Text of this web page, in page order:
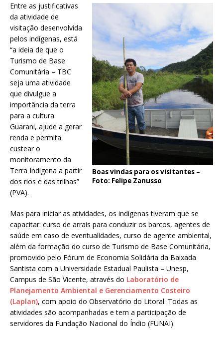
Boas vindas para os visitantes –
Foto: Felipe Zanusso
Entre as justificativas
da atividade de
visitação desenvolvida
pelos indígenas, está
“a ideia de que o
Turismo de Base
Comunitária – TBC
seja uma atividade
que divulgue a
importância da terra
para a cultura
Guarani, ajude a gerar
renda e permita
custear o
monitoramento da
Terra Indígena a partir
dos rios e das trilhas”
(PVA).
Mas para iniciar as atividades, os indígenas tiveram que se
capacitar: curso de arrais para conduzir os barcos, agentes de
saúde em caso de eventualidades, curso de agente ambiental,
além da formação do curso de Turismo de Base Comunitária,
promovido pelo Fórum de Economia Solidária da Baixada
Santista com a Universidade Estadual Paulista – Unesp,
Campus de São Vicente, através do Laboratório de
Planejamento Ambiental e Gerenciamento Costeiro
(Laplan), com apoio do Observatório do Litoral. Todas as
atividades são acompanhadas e tem a participação de
servidores da Fundação Nacional do Índio (FUNAI).